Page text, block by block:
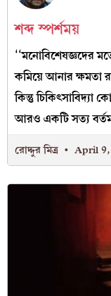
শব্দ স্পর্শময়
‘‘মনোবিশেষজ্ঞদের
কমিয়ে আনার ক্ষমতা
কিন্তু
আরও একটি সত্য
রোদ্দুর মিত্র April